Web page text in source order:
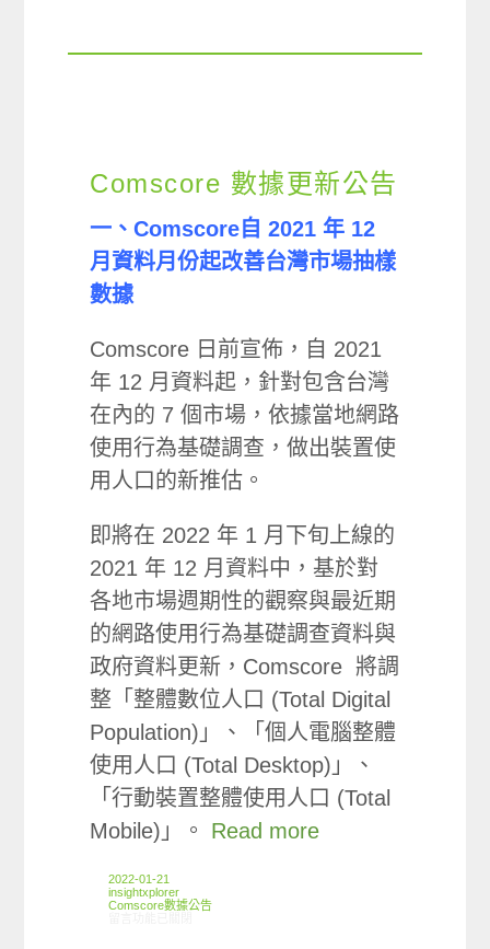
Comscore 數據更新公告
一、Comscore自 2021 年 12
月資料月份起改善台灣市場抽樣
數據
Comscore 日前宣佈，自 2021
年 12 月資料起，針對包含台灣
在內的 7 個市場，依據當地網路
使用行為基礎調查，做出裝置使
用人口的新推估。
即將在 2022 年 1 月下旬上線的
2021 年 12 月資料中，基於對
各地市場週期性的觀察與最近期
的網路使用行為基礎調查資料與
政府資料更新，Comscore 將調
整「整體數位人口 (Total Digital
Population)」、「個人電腦整體
使用人口 (Total Desktop)」、
「行動裝置整體使用人口 (Total
Mobile)」。 Read more
2022-01-21
insightxplorer
Comscore數據公告